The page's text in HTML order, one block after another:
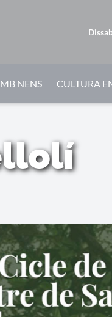
NENS CULTURA